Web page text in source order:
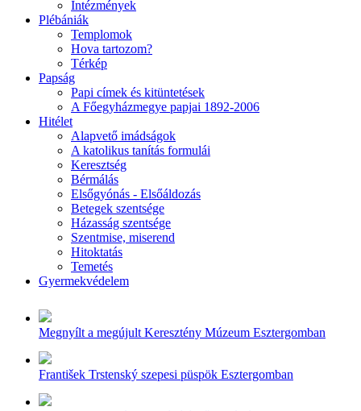
Intézmények
Plébániák
Templomok
Hova tartozom?
Térkép
Papság
Papi címek és kitüntetések
A Főegyházmegye papjai 1892-2006
Hitélet
Alapvető imádságok
A katolikus tanítás formulái
Keresztség
Bérmálás
Elsőgyónás - Elsőáldozás
Betegek szentsége
Házasság szentsége
Szentmise, miserend
Hitoktatás
Temetés
Gyermekvédelem
Megnyílt a megújult Keresztény Múzeum Esztergomban
František Trstenský szepesi püspök Esztergomban